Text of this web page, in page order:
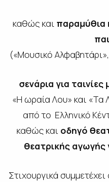
καθώς και παραμύθια
(«Μουσικό
σενάρια για
«Η ωραία Λου» και «Τα
από το Ελληνικό
καθώς και οδηγό
θεατρικής αγωγής
Στιχουργικά